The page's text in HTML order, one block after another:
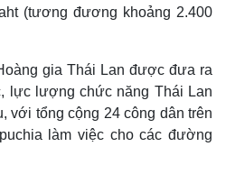
(tương đương khoảng 2.400
gia Thái Lan được đưa ra
lực lượng chức năng Thái Lan
với tổng cộng 24 công dân trên
làm việc cho các đường